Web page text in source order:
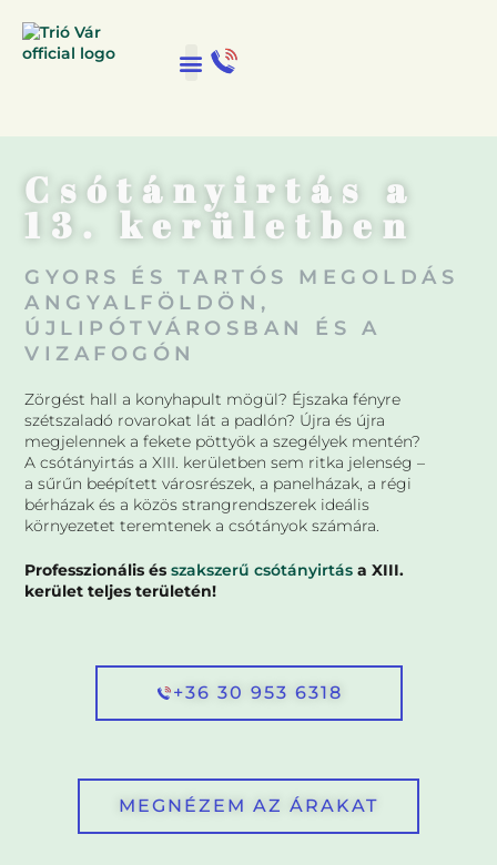
Csótányirtás a
13. kerületben
GYORS ÉS TARTÓS MEGOLDÁS
ANGYALFÖLDÖN,
ÚJLIPÓTVÁROSBAN ÉS A
VIZAFOGÓN
Zörgést hall a konyhapult mögül? Éjszaka fényre
szétszaladó rovarokat lát a padlón? Újra és újra
megjelennek a fekete pöttyök a szegélyek mentén?
A csótányirtás a XIII. kerületben sem ritka jelenség –
a sűrűn beépített városrészek, a panelházak, a régi
bérházak és a közös strangrendszerek ideális
környezetet teremtenek a csótányok számára.
Professzionális ésszakszerű csótányirtás a XIII.
kerület teljes területén!
+36 30 953 6318
MEGNÉZEM AZ ÁRAKAT